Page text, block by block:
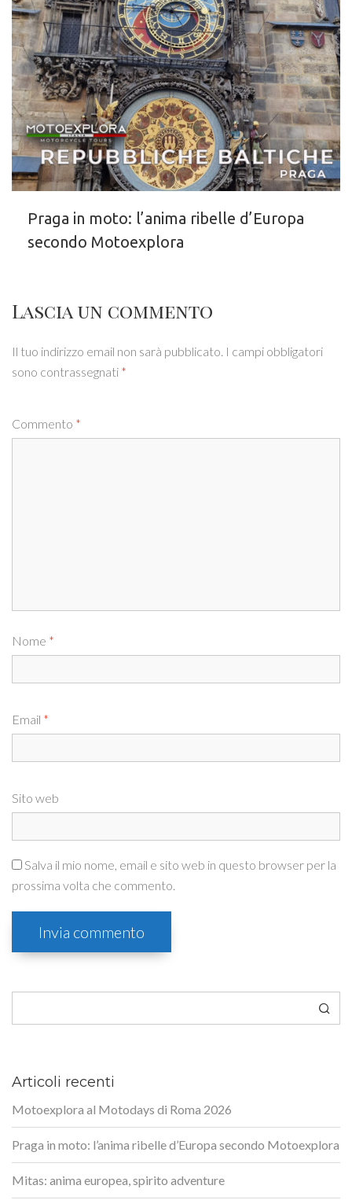
Praga in moto: l’anima ribelle d’Europa
secondo Motoexplora
Lascia un commento
Il tuo indirizzo email non sarà pubblicato. I campi obbligatori
sono contrassegnati *
Commento *
Nome *
Email *
Sito web
Salva il mio nome, email e sito web in questo browser per la
prossima volta che commento.
Articoli recenti
Motoexplora al Motodays di Roma 2026
Praga in moto: l’anima ribelle d’Europa secondo Motoexplora
Mitas: anima europea, spirito adventure